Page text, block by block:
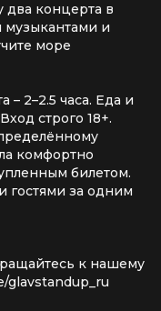
два концерта в
и
море
2–2.5 часа. Еда и
строго 18+.
комфортно
билетом.
за одним
к нашему
glavstandup_ru